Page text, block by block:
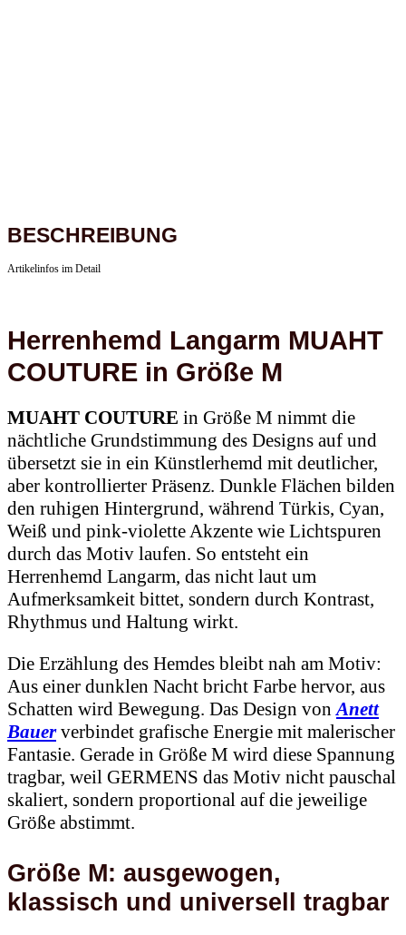
BESCHREIBUNG
Artikelinfos im Detail
Herrenhemd Langarm MUAHT
COUTURE in Größe M
MUAHT COUTURE in Größe M nimmt die
nächtliche Grundstimmung des Designs auf und
übersetzt sie in ein Künstlerhemd mit deutlicher,
aber kontrollierter Präsenz. Dunkle Flächen bilden
den ruhigen Hintergrund, während Türkis, Cyan,
Weiß und pink-violette Akzente wie Lichtspuren
durch das Motiv laufen. So entsteht ein
Herrenhemd Langarm, das nicht laut um
Aufmerksamkeit bittet, sondern durch Kontrast,
Rhythmus und Haltung wirkt.
Die Erzählung des Hemdes bleibt nah am Motiv:
Aus einer dunklen Nacht bricht Farbe hervor, aus
Schatten wird Bewegung. Das Design vonAnett
Bauerverbindet grafische Energie mit malerischer
Fantasie. Gerade in Größe M wird diese Spannung
tragbar, weil GERMENS das Motiv nicht pauschal
skaliert, sondern proportional auf die jeweilige
Größe abstimmt.
Größe M: ausgewogen,
klassisch und universell tragbar